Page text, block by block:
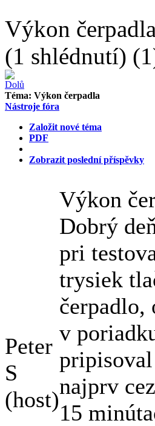
Výkon čerpadla
(1 shlédnutí)
Téma: Výkon čerpadla
Nástroje fóra
Založit nové téma
PDF
Zobrazit poslední příspěvky
Peter
S
(host)
Výkon
Dobrý
pri
trysiek
čerpadlo,
v
najprv
15